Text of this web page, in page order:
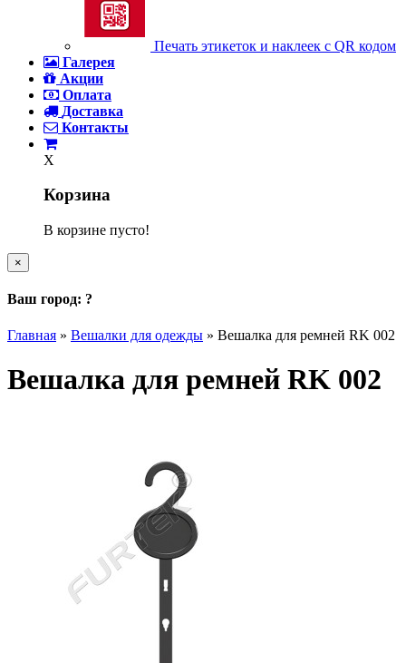
Печать этикеток и наклеек с QR кодом
Галерея
Акции
Оплата
Доставка
Контакты
X
Корзина
В корзине пусто!
×
Ваш город: ?
Главная » Вешалки для одежды » Вешалка для ремней RK 002
Вешалка для ремней RK 002